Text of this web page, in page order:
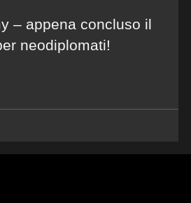
– appena concluso il
neodiplomati!